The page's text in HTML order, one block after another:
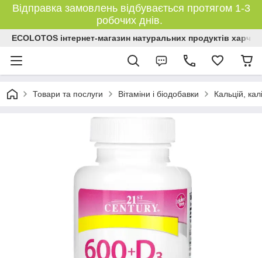
Відправка замовлень відбувається протягом 1-3
робочих днів.
ECOLOTOS інтернет-магазин натуральних продуктів
Товари та послуги Вітаміни і біодобавки Кальцій,